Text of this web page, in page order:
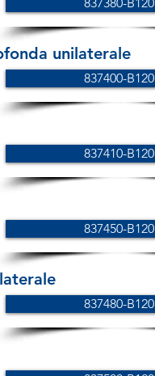
unilaterale
837400-B120
837410-B120
837450-B120
837480-B120